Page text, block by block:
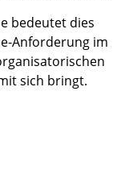
bedeutet dies
Anforderung im
sich bringt.